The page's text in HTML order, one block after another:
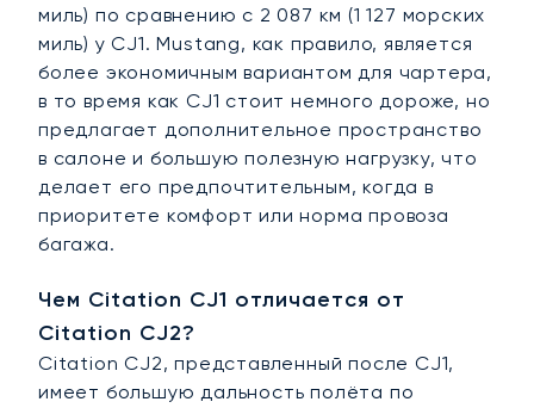
миль) по сравнению с 2 087 км (1 127 морских
миль) у CJ1. Mustang, как правило, является
более экономичным вариантом для чартера,
в то время как CJ1 стоит немного дороже, но
предлагает дополнительное пространство
в салоне и большую полезную нагрузку, что
делает его предпочтительным, когда в
приоритете комфорт или норма провоза
багажа.
Чем Citation CJ1 отличается от
Citation CJ2?
Citation CJ2, представленный после CJ1,
имеет большую дальность полёта по